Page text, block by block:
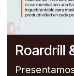
Roardrill